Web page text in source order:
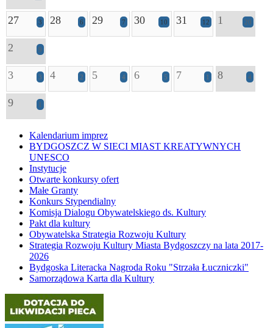
27 3 28 6 29 7 30 10 31 12 1 20
2 9
3 3 4 2 5 4 6 5 7 1 8 4
9 1
Kalendarium imprez
BYDGOSZCZ W SIECI MIAST KREATYWNYCH
UNESCO
Instytucje
Otwarte konkursy ofert
Małe Granty
Konkurs Stypendialny
Komisja Dialogu Obywatelskiego ds. Kultury
Pakt dla kultury
Obywatelska Strategia Rozwoju Kultury
Strategia Rozwoju Kultury Miasta Bydgoszczy na lata 2017-
2026
Bydgoska Literacka Nagroda Roku "Strzała Łuczniczki"
Samorządowa Karta dla Kultury